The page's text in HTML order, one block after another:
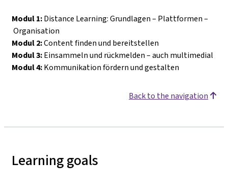
Modul 1:Distance Learning: Grundlagen– Plattformen–
Organisation
Modul 2:Content finden und bereitstellen
Modul 3:Einsammeln und rückmelden–auch multimedial
Modul 4:Kommunikation fördern und gestalten
Back to the navigation
Learning goals